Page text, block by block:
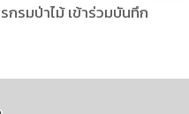
รมป่าไม้ เข้าร่วมบันทึก